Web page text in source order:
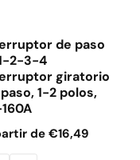
de paso
2-3-4
giratorio
1-2 polos,
de €16,49